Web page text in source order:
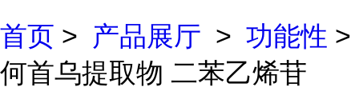
首页 > 产品展厅 > 功能性 >
何首乌提取物 二苯乙烯苷